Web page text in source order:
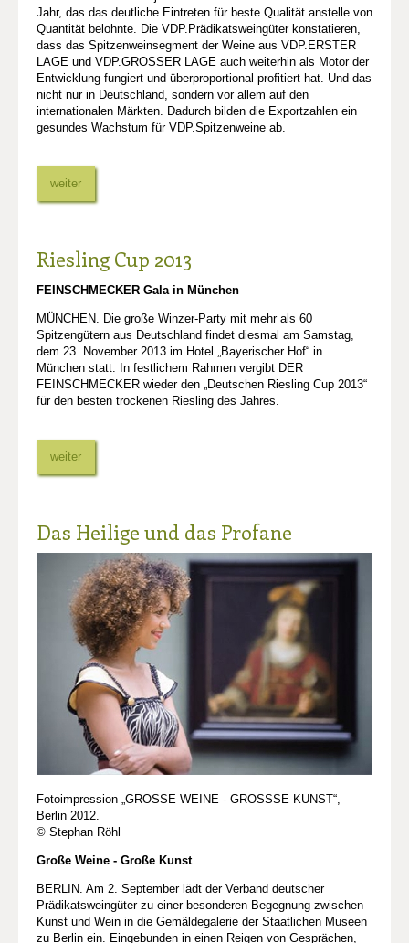
Jahr, das das deutliche Eintreten für beste Qualität anstelle von
Quantität belohnte. Die VDP.Prädikatsweingüter konstatieren,
dass das Spitzenweinsegment der Weine aus VDP.ERSTER
LAGE und VDP.GROSSER LAGE auch weiterhin als Motor der
Entwicklung fungiert und überproportional profitiert hat. Und das
nicht nur in Deutschland, sondern vor allem auf den
internationalen Märkten. Dadurch bilden die Exportzahlen ein
gesundes Wachstum für VDP.Spitzenweine ab.
weiter
Riesling Cup 2013
FEINSCHMECKER Gala in München
MÜNCHEN. Die große Winzer-Party mit mehr als 60
Spitzengütern aus Deutschland findet diesmal am Samstag,
dem 23. November 2013 im Hotel „Bayerischer Hof“ in
München statt. In festlichem Rahmen vergibt DER
FEINSCHMECKER wieder den „Deutschen Riesling Cup 2013“
für den besten trockenen Riesling des Jahres.
weiter
Das Heilige und das Profane
Fotoimpression „GROSSE WEINE - GROSSSE KUNST“,
Berlin 2012.
© Stephan Röhl
Große Weine - Große Kunst
BERLIN. Am 2. September lädt der Verband deutscher
Prädikatsweingüter zu einer besonderen Begegnung zwischen
Kunst und Wein in die Gemäldegalerie der Staatlichen Museen
zu Berlin ein. Eingebunden in einen Reigen von Gesprächen,